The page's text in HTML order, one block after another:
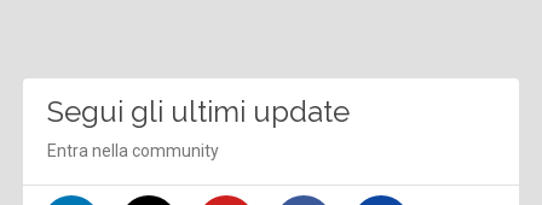
Segui gli ultimi update
Entra nella community